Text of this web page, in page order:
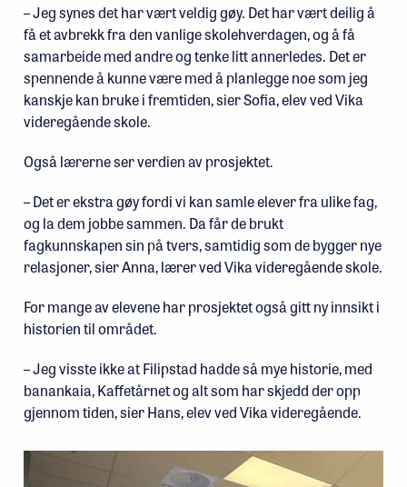
– Jeg synes det har vært veldig gøy. Det har vært deilig å
få et avbrekk fra den vanlige skolehverdagen, og å få
samarbeide med andre og tenke litt annerledes. Det er
spennende å kunne være med å planlegge noe som jeg
kanskje kan bruke i fremtiden, sier Sofia, elev ved Vika
videregående skole.
Også lærerne ser verdien av prosjektet.
– Det er ekstra gøy fordi vi kan samle elever fra ulike fag,
og la dem jobbe sammen. Da får de brukt
fagkunnskapen sin på tvers, samtidig som de bygger nye
relasjoner, sier Anna, lærer ved Vika videregående skole.
For mange av elevene har prosjektet også gitt ny innsikt i
historien til området.
– Jeg visste ikke at Filipstad hadde så mye historie, med
banankaia, Kaffetårnet og alt som har skjedd der opp
gjennom tiden, sier Hans, elev ved Vika videregående.